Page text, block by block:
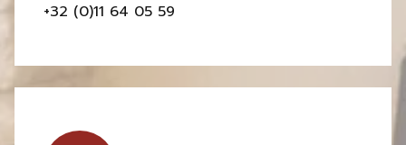
+32 (0)11 64 05 59